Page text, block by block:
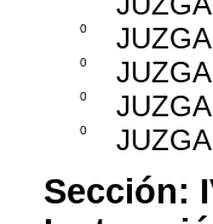
0
0
0
0
Sección: